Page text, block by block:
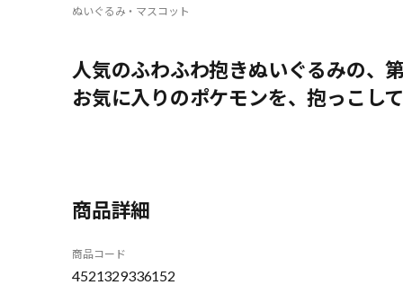
ぬいぐるみ・マスコット
人気のふわふわ抱きぬいぐるみの、
お気に入りのポケモンを、抱っこし
商品詳細
商品コード
4521329336152